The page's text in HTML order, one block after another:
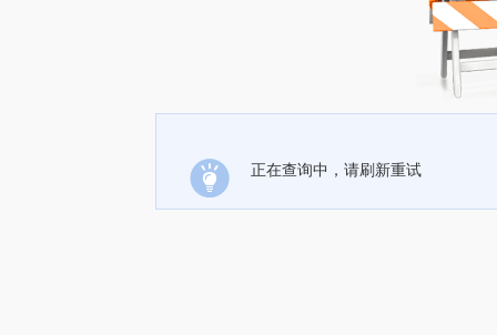
正在查询中，请刷新重试